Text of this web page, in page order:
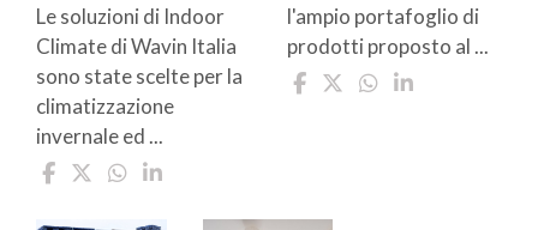
Le soluzioni di Indoor
Climate di Wavin Italia
sono state scelte per la
climatizzazione
invernale ed ...
l'ampio portafoglio di
prodotti proposto al ...